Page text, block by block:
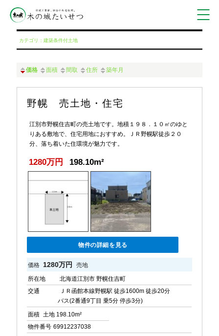
カテゴリ：建築条件付土地
価格 面積 間取 住所 築年月
野幌 売土地・住宅
江別市野幌住吉町の売土地です。地積１９８．１０㎡のゆと
りある敷地で、住宅用地におすすめ。ＪＲ野幌駅徒歩２０
分、落ち着いた住環境が魅力です。
1280万円 198.10m²
物件の詳細を見る
価格 1280万円
売地
所在地
北海道江別市 野幌住吉町
交通
ＪＲ函館本線野幌駅 徒歩1600m 徒歩20分
バス(2番通9丁目 乗5分 停歩3分)
面積 土地 198.10m²
物件番号 69912237038